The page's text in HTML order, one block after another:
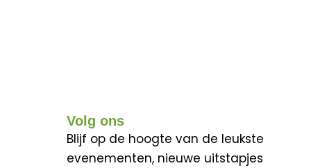
Volg ons
Blijf op de hoogte van de leukste
evenementen, nieuwe uitstapjes